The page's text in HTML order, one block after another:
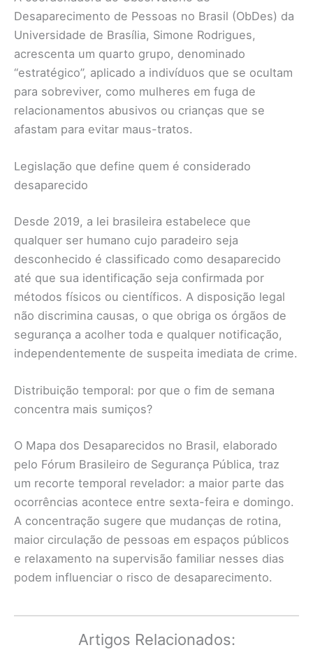
Desaparecimento de Pessoas no Brasil (ObDes) da
Universidade de Brasília, Simone Rodrigues,
acrescenta um quarto grupo, denominado
“estratégico”, aplicado a indivíduos que se ocultam
para sobreviver, como mulheres em fuga de
relacionamentos abusivos ou crianças que se
afastam para evitar maus-tratos.
Legislação que define quem é considerado
desaparecido
Desde 2019, a lei brasileira estabelece que
qualquer ser humano cujo paradeiro seja
desconhecido é classificado como desaparecido
até que sua identificação seja confirmada por
métodos físicos ou científicos. A disposição legal
não discrimina causas, o que obriga os órgãos de
segurança a acolher toda e qualquer notificação,
independentemente de suspeita imediata de crime.
Distribuição temporal: por que o fim de semana
concentra mais sumiços?
O Mapa dos Desaparecidos no Brasil, elaborado
pelo Fórum Brasileiro de Segurança Pública, traz
um recorte temporal revelador: a maior parte das
ocorrências acontece entre sexta-feira e domingo.
A concentração sugere que mudanças de rotina,
maior circulação de pessoas em espaços públicos
e relaxamento na supervisão familiar nesses dias
podem influenciar o risco de desaparecimento.
Artigos Relacionados: